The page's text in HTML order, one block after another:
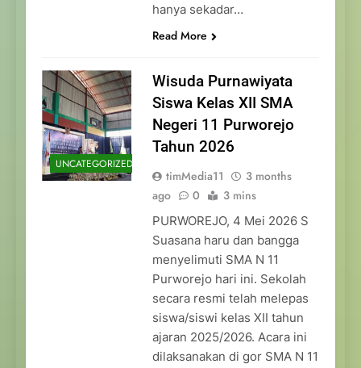
hanya sekadar…
Read More
UNCATEGORIZED
Wisuda Purnawiyata
Siswa Kelas XII SMA
Negeri 11 Purworejo
Tahun 2026
timMedia11
3 months
ago
0 3 mins
PURWOREJO, 4 Mei 2026 S
Suasana haru dan bangga
menyelimuti SMA N 11
Purworejo hari ini. Sekolah
secara resmi telah melepas
siswa/siswi kelas XII tahun
ajaran 2025/2026. Acara ini
dilaksanakan di gor SMA N 11